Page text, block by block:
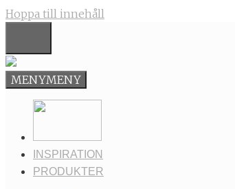
Hoppa till innehåll
MENYMENY
INSPIRATION
PRODUKTER